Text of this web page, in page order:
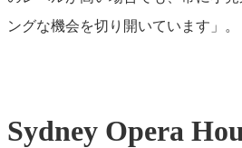
ングな機会を切り開いています」。
Sydney Opera